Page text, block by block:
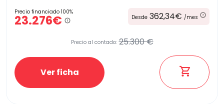
Precio financiado 100%
23.276€ Desde 362,34€ /mes
Precio al contado: 25.300 €
Ver ficha